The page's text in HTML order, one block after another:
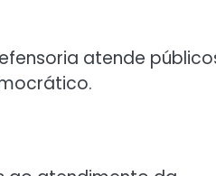
atende